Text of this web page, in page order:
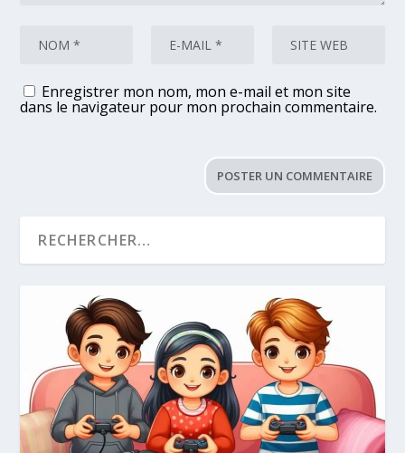
Enregistrer mon nom, mon e-mail et mon site
dans le navigateur pour mon prochain commentaire.